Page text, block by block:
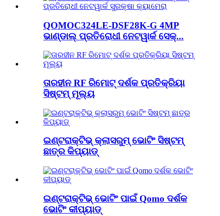
QOMOC324LE-DSF28K-G 4MP
ଭାଣ୍ଡାଲ୍ ପ୍ରତିରୋଧୀ ନେଟୱାର୍କ ସେକ୍...
ତାରହୀନ RF ରିମୋଟ୍ ଦର୍ଶକ ପ୍ରତିକ୍ରିୟା
ସିଷ୍ଟମ୍ ମୂଲ୍ୟ
ଇଣ୍ଟରାକ୍ଟିଭ୍ କ୍ଲାସରୁମ୍ ଭୋଟିଂ ସିଷ୍ଟମ୍
ଛାତ୍ର କିପ୍ୟାଡ୍
ଇଣ୍ଟରାକ୍ଟିଭ୍ ଭୋଟିଂ ପାଇଁ Qomo ଦର୍ଶକ
ଭୋଟିଂ କୀପ୍ୟାଡ୍